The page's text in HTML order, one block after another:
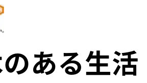
ある生活